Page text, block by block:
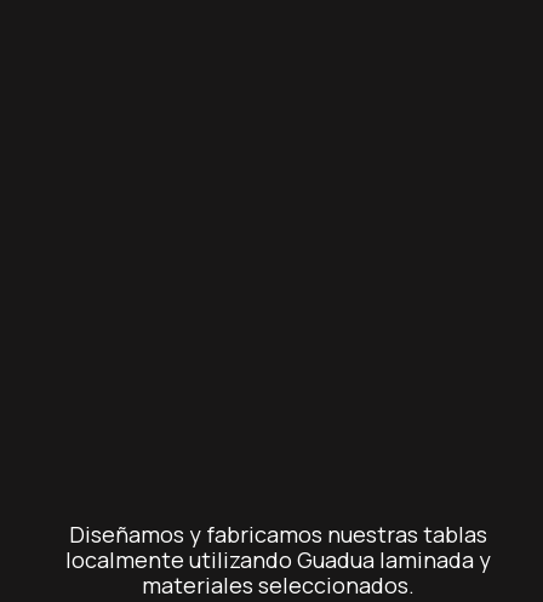
Diseñamos y fabricamos nuestras tablas
localmente utilizando Guadua laminada y
materiales seleccionados.